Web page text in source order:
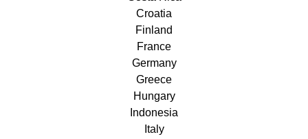
Croatia
Finland
France
Germany
Greece
Hungary
Indonesia
Italy